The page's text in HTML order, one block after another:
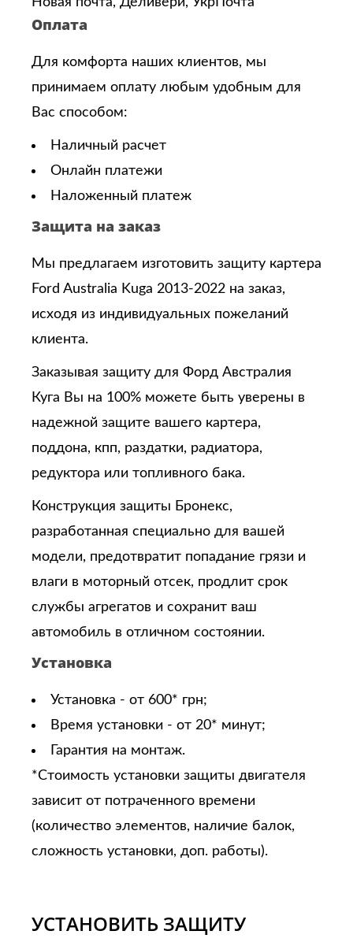
УСТАНОВИТЬ ЗАЩИТУ
Оплата
Для комфорта наших клиентов, мы
принимаем оплату любым удобным для
Вас способом:
Наличный расчет
Онлайн платежи
Наложенный платеж
Защита на заказ
Мы предлагаем изготовить защиту картера
Ford Australia Kuga 2013-2022 на заказ,
исходя из индивидуальных пожеланий
клиента.
Заказывая защиту для Форд Австралия
Куга Вы на 100% можете быть уверены в
надежной защите вашего картера,
поддона, кпп, раздатки, радиатора,
редуктора или топливного бака.
Конструкция защиты Бронекс,
разработанная специально для вашей
модели, предотвратит попадание грязи и
влаги в моторный отсек, продлит срок
службы агрегатов и сохранит ваш
автомобиль в отличном состоянии.
Установка
Установка - от 600* грн;
Время установки - от 20* минут;
Гарантия на монтаж.
*Стоимость установки защиты двигателя
зависит от потраченного времени
(количество элементов, наличие балок,
сложность установки, доп. работы).